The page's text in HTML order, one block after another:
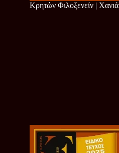
Κρητών Φιλοξενείν | Χανιά